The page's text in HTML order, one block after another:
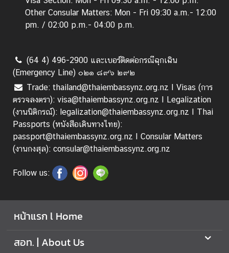
u
s
e
s
s
วี
ซ่
า
ก
|
i
Other Consular Matters: Mon - Fri 09:30 a.m.- 12:00
pm. / 02:00 p.m.- 04:00 p.m.
(64 4) 496-2900 และเบอร์ติดต่อกรณีฉุกเฉิน
(Emergency Line) ๐๒๑ ๘๙๖ ๒๙๒
Trade: thailand@thaiembassynz.org.nz I Visas (การ
ตรวจลงตรา): visa@thaiembassynz.org.nz I Legalization
(งานนิติกรณ์): legalization@thaiembassynz.org.nz I Thai
Passports (หนังสือเดินทางไทย):
passport@thaiembassynz.org.nz I Consular Matters
(งานกงสุล): consular@thaiembassynz.org.nz
Follow us:
หน้าแรก l Home
สอท. | About Us